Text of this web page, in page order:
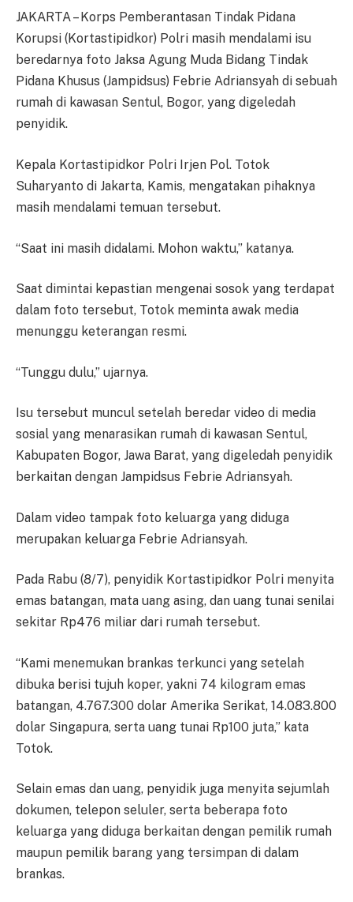
JAKARTA – Korps Pemberantasan Tindak Pidana
Korupsi (Kortastipidkor) Polri masih mendalami isu
beredarnya foto Jaksa Agung Muda Bidang Tindak
Pidana Khusus (Jampidsus) Febrie Adriansyah di sebuah
rumah di kawasan Sentul, Bogor, yang digeledah
penyidik.
Kepala Kortastipidkor Polri Irjen Pol. Totok
Suharyanto di Jakarta, Kamis, mengatakan pihaknya
masih mendalami temuan tersebut.
“Saat ini masih didalami. Mohon waktu,” katanya.
Saat dimintai kepastian mengenai sosok yang terdapat
dalam foto tersebut, Totok meminta awak media
menunggu keterangan resmi.
“Tunggu dulu,” ujarnya.
Isu tersebut muncul setelah beredar video di media
sosial yang menarasikan rumah di kawasan Sentul,
Kabupaten Bogor, Jawa Barat, yang digeledah penyidik
berkaitan dengan Jampidsus Febrie Adriansyah.
Dalam video tampak foto keluarga yang diduga
merupakan keluarga Febrie Adriansyah.
Pada Rabu (8/7), penyidik Kortastipidkor Polri menyita
emas batangan, mata uang asing, dan uang tunai senilai
sekitar Rp476 miliar dari rumah tersebut.
“Kami menemukan brankas terkunci yang setelah
dibuka berisi tujuh koper, yakni 74 kilogram emas
batangan, 4.767.300 dolar Amerika Serikat, 14.083.800
dolar Singapura, serta uang tunai Rp100 juta,” kata
Totok.
Selain emas dan uang, penyidik juga menyita sejumlah
dokumen, telepon seluler, serta beberapa foto
keluarga yang diduga berkaitan dengan pemilik rumah
maupun pemilik barang yang tersimpan di dalam
brankas.